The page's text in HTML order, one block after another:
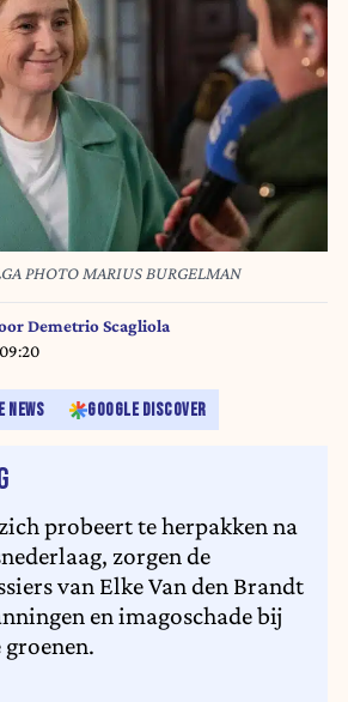
den Brandt BELGA PHOTO MARIUS BURGELMAN
Demetrio Scagliola
NEWS GOOGLE DISCOVER
probeert te herpakken na
zorgen de
van Elke Van den Brandt
en imagoschade bij